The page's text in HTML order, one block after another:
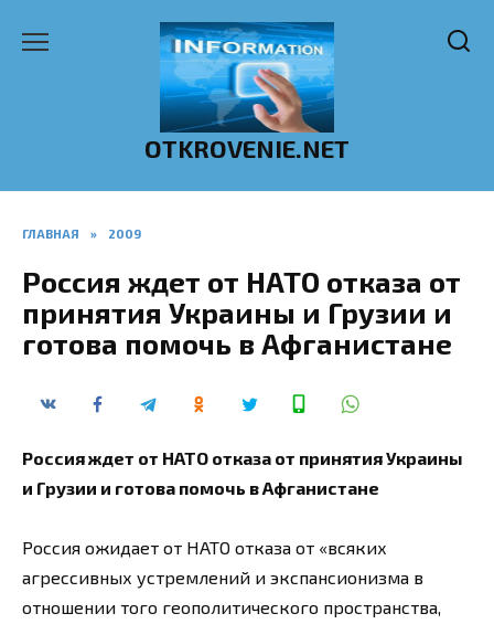
OTKROVENIE.NET
ГЛАВНАЯ » 2009
Россия ждет от НАТО отказа от
принятия Украины и Грузии и
готова помочь в Афганистане
Россия ждет от НАТО отказа от принятия Украины
и Грузии и готова помочь в Афганистане
Россия ожидает от НАТО отказа от «всяких
агрессивных устремлений и экспансионизма в
отношении того геополитического пространства,